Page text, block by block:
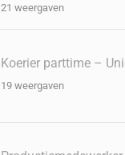
21 weergaven
Koerier parttime –
19 weergaven